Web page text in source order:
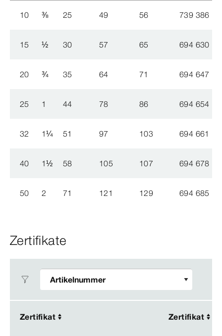
10 ⅜ 25 49 56 739 386
15 ½ 30 57 65 694 630
20 ¾ 35 64 71 694 647
25 1 44 78 86 694 654
32 1¼ 51 97 103 694 661
40 1½ 58 105 107 694 678
50 2 71 121 129 694 685
Zertifikate
Zertifikat Zertifikat
Zertifikat Zertifikat